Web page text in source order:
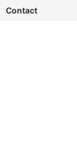
Contact